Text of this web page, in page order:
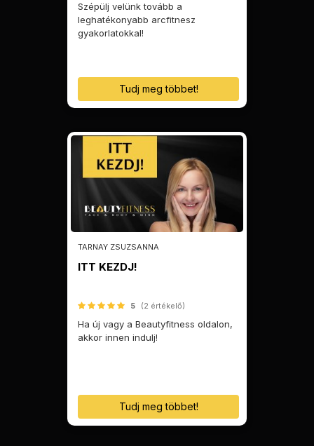
Szépülj velünk tovább a
leghatékonyabb arcfitnesz
gyakorlatokkal!
Tudj meg többet!
TARNAY ZSUZSANNA
ITT KEZDJ!
5 (2 értékelő)
Ha új vagy a Beautyfitness oldalon,
akkor innen indulj!
Tudj meg többet!